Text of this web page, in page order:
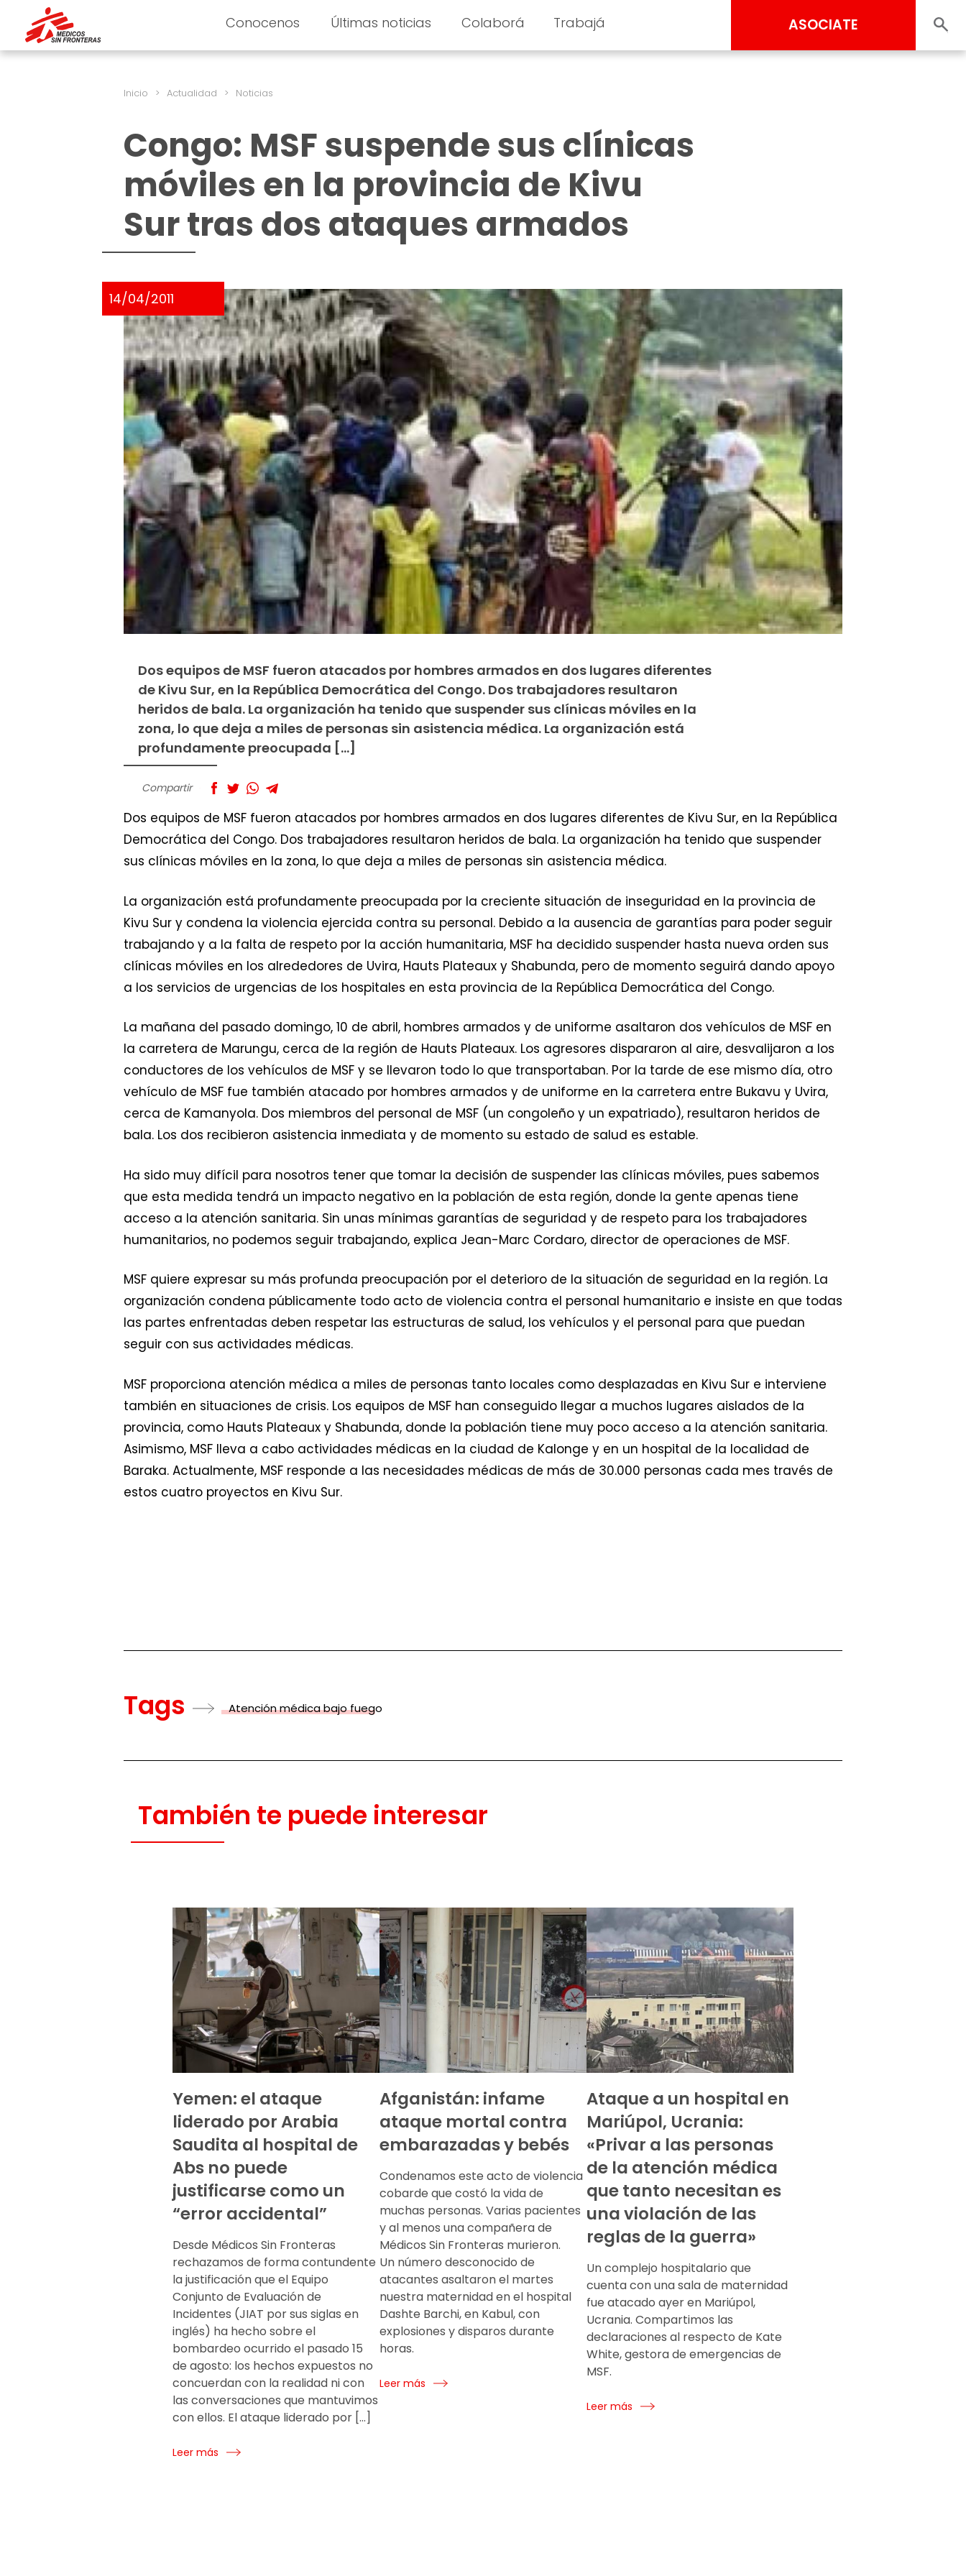
Conocenos Últimas noticias Colaborá Trabajá ASOCIATE
Inicio > Actualidad > Noticias
Congo: MSF suspende sus clínicas
móviles en la provincia de Kivu
Sur tras dos ataques armados
14/04/2011
Dos equipos de MSF fueron atacados por hombres armados en dos lugares diferentes
de Kivu Sur, en la República Democrática del Congo. Dos trabajadores resultaron
heridos de bala. La organización ha tenido que suspender sus clínicas móviles en la
zona, lo que deja a miles de personas sin asistencia médica. La organización está
profundamente preocupada […]
Compartir
Dos equipos de MSF fueron atacados por hombres armados en dos lugares diferentes de Kivu Sur, en la República
Democrática del Congo. Dos trabajadores resultaron heridos de bala. La organización ha tenido que suspender
sus clínicas móviles en la zona, lo que deja a miles de personas sin asistencia médica.
La organización está profundamente preocupada por la creciente situación de inseguridad en la provincia de
Kivu Sur y condena la violencia ejercida contra su personal. Debido a la ausencia de garantías para poder seguir
trabajando y a la falta de respeto por la acción humanitaria, MSF ha decidido suspender hasta nueva orden sus
clínicas móviles en los alrededores de Uvira, Hauts Plateaux y Shabunda, pero de momento seguirá dando apoyo
a los servicios de urgencias de los hospitales en esta provincia de la República Democrática del Congo.
La mañana del pasado domingo, 10 de abril, hombres armados y de uniforme asaltaron dos vehículos de MSF en
la carretera de Marungu, cerca de la región de Hauts Plateaux. Los agresores dispararon al aire, desvalijaron a los
conductores de los vehículos de MSF y se llevaron todo lo que transportaban. Por la tarde de ese mismo día, otro
vehículo de MSF fue también atacado por hombres armados y de uniforme en la carretera entre Bukavu y Uvira,
cerca de Kamanyola. Dos miembros del personal de MSF (un congoleño y un expatriado), resultaron heridos de
bala. Los dos recibieron asistencia inmediata y de momento su estado de salud es estable.
Ha sido muy difícil para nosotros tener que tomar la decisión de suspender las clínicas móviles, pues sabemos
que esta medida tendrá un impacto negativo en la población de esta región, donde la gente apenas tiene
acceso a la atención sanitaria. Sin unas mínimas garantías de seguridad y de respeto para los trabajadores
humanitarios, no podemos seguir trabajando, explica Jean-Marc Cordaro, director de operaciones de MSF.
MSF quiere expresar su más profunda preocupación por el deterioro de la situación de seguridad en la región. La
organización condena públicamente todo acto de violencia contra el personal humanitario e insiste en que todas
las partes enfrentadas deben respetar las estructuras de salud, los vehículos y el personal para que puedan
seguir con sus actividades médicas.
MSF proporciona atención médica a miles de personas tanto locales como desplazadas en Kivu Sur e interviene
también en situaciones de crisis. Los equipos de MSF han conseguido llegar a muchos lugares aislados de la
provincia, como Hauts Plateaux y Shabunda, donde la población tiene muy poco acceso a la atención sanitaria.
Asimismo, MSF lleva a cabo actividades médicas en la ciudad de Kalonge y en un hospital de la localidad de
Baraka. Actualmente, MSF responde a las necesidades médicas de más de 30.000 personas cada mes través de
estos cuatro proyectos en Kivu Sur.
Tags Atención médica bajo fuego
También te puede interesar
Yemen: el ataque
liderado por Arabia
Saudita al hospital de
Abs no puede
justificarse como un
“error accidental”
Desde Médicos Sin Fronteras
rechazamos de forma contundente
la justificación que el Equipo
Conjunto de Evaluación de
Incidentes (JIAT por sus siglas en
inglés) ha hecho sobre el
bombardeo ocurrido el pasado 15
de agosto: los hechos expuestos no
concuerdan con la realidad ni con
las conversaciones que mantuvimos
con ellos. El ataque liderado por […]
Leer más
Afganistán: infame
ataque mortal contra
embarazadas y bebés
Condenamos este acto de violencia
cobarde que costó la vida de
muchas personas. Varias pacientes
y al menos una compañera de
Médicos Sin Fronteras murieron.
Un número desconocido de
atacantes asaltaron el martes
nuestra maternidad en el hospital
Dashte Barchi, en Kabul, con
explosiones y disparos durante
horas.
Leer más
Ataque a un hospital en
Mariúpol, Ucrania:
«Privar a las personas
de la atención médica
que tanto necesitan es
una violación de las
reglas de la guerra»
Un complejo hospitalario que
cuenta con una sala de maternidad
fue atacado ayer en Mariúpol,
Ucrania. Compartimos las
declaraciones al respecto de Kate
White, gestora de emergencias de
MSF.
Leer más